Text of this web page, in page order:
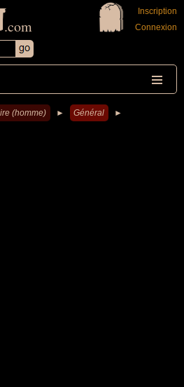
.com
Inscription
Connexion
(homme) ► Général ►